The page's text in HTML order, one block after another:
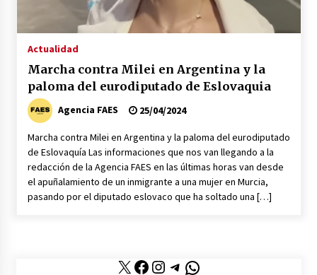
La mujer de Pedro Sánchez a juicio popular se
acerca su prisión
Abascal critica la gestión del Gobierno del
PSOE con la presencia de León XIV
08/06/2026
Feijóo pide a los separatistas que le apoyen en
una moción de censura
02/06/2026
La política española al rojo vivo en la
Pedro Sánchez apoya a Zapatero como líder de
Actualidad
Marcha contra Milei en Argentina y la
paloma del eurodiputado de Eslovaquia
Agencia FAES 25/04/2024
Marcha contra Milei en Argentina y la paloma del eurodiputado
de Eslovaquía Las informaciones que nos van llegando a la
redacción de la Agencia FAES en las últimas horas van desde
el apuñalamiento de un inmigrante a una mujer en Murcia,
pasando por el diputado eslovaco que ha soltado una […]
X Facebook
Instagram
Telegram
WhatsApp